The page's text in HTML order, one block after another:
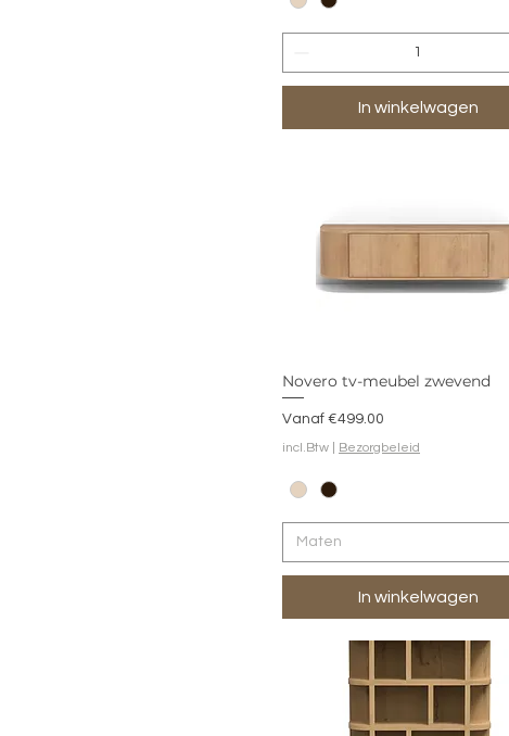
In winkelwagen
Novero tv-meubel zwevend
Vanaf €499.00
Verkoopprijs
incl.Btw Bezorgbeleid
Maten
In winkelwagen